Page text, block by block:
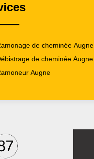
de cheminée Augne
de cheminée Augne
Augne